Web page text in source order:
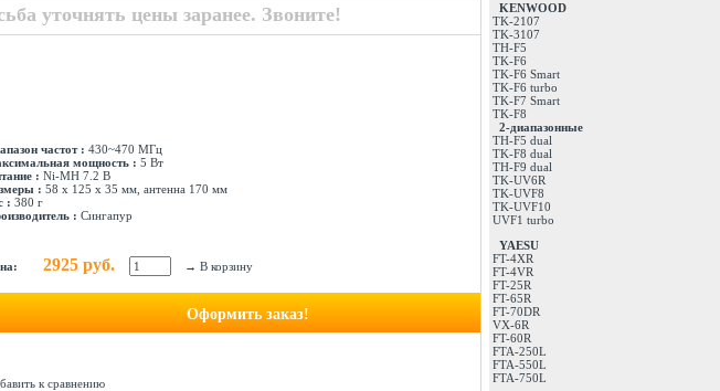
уточнять цены заранее. Звоните!
частот : 430~470 МГц
мощность : 5 Вт
: Ni-MH 7.2 В
: 58 x 125 x 35 мм, антенна 170 мм
: 380 г
: Сингапур
2925 руб. → В корзину
Оформить заказ!
к сравнению
KENWOOD
TK-2107
TK-3107
TH-F5
TK-F6
TK-F6 Smart
TK-F6 turbo
TK-F7 Smart
TK-F8
2-диапазонные
TH-F5 dual
TK-F8 dual
TH-F9 dual
TK-UV6R
TK-UVF8
TK-UVF10
UVF1 turbo
YAESU
FT-4XR
FT-4VR
FT-25R
FT-65R
FT-70DR
VX-6R
FT-60R
FTA-250L
FTA-550L
FTA-750L